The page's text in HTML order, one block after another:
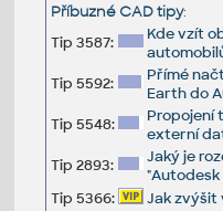
Příbuzné CAD tipy:
Tip 3587:
Kde vzít
Tip 5592:
Přímé
Earth do
Tip 5548:
Propojení
externí
Tip 2893:
Jaký je
"Autodesk
Tip 5366:
Jak zvýšit